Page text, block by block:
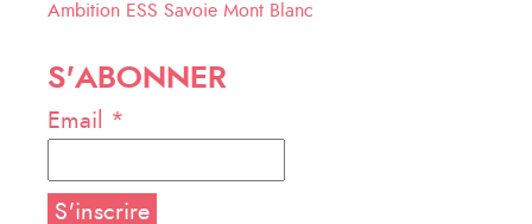
Ambition ESS Savoie Mont Blanc
S'ABONNER
Email *